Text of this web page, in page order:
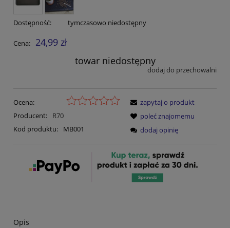
Dostępność: tymczasowo niedostępny
Cena:
24,99 zł
towar niedostępny
dodaj do przechowalni
Ocena:
Producent:
R70
Kod produktu:
MB001
zapytaj o produkt
poleć znajomemu
dodaj opinię
Opis